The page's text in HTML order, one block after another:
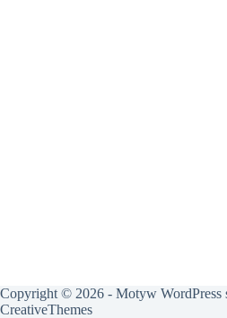
Copyright © 2026 - Motyw WordPress
CreativeThemes